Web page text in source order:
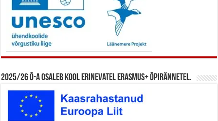
2025/26 õ-a osaleb kool erinevatel Erasmus+ õpirännetel.